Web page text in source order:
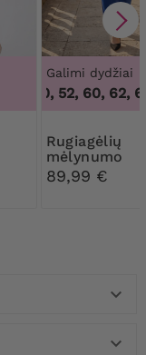
Galimi dydžiai
48, 50, 52, 60, 62, 64
Rugiagėlių
mėlynumo
komplektas
blizgančiomis
89,99 €

